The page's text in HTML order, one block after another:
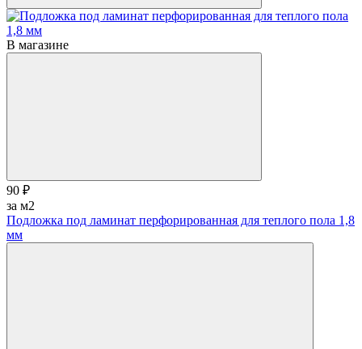
В магазине
90 ₽
за м2
Подложка под ламинат перфорированная для теплого пола 1,8
мм